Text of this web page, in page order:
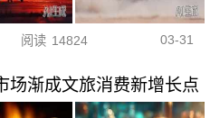
阅读 14824 03-31
场渐成文旅消费新增长点